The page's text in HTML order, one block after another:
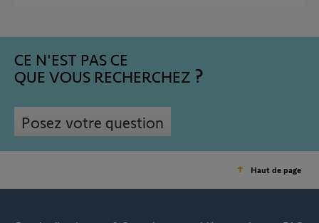
CE N'EST PAS CE
QUE VOUS RECHERCHEZ
Posez votre question
Haut de page